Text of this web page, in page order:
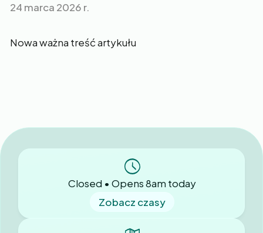
24 marca 2026 r.
Nowa ważna treść artykułu
Closed • Opens 8am today
Zobacz czasy